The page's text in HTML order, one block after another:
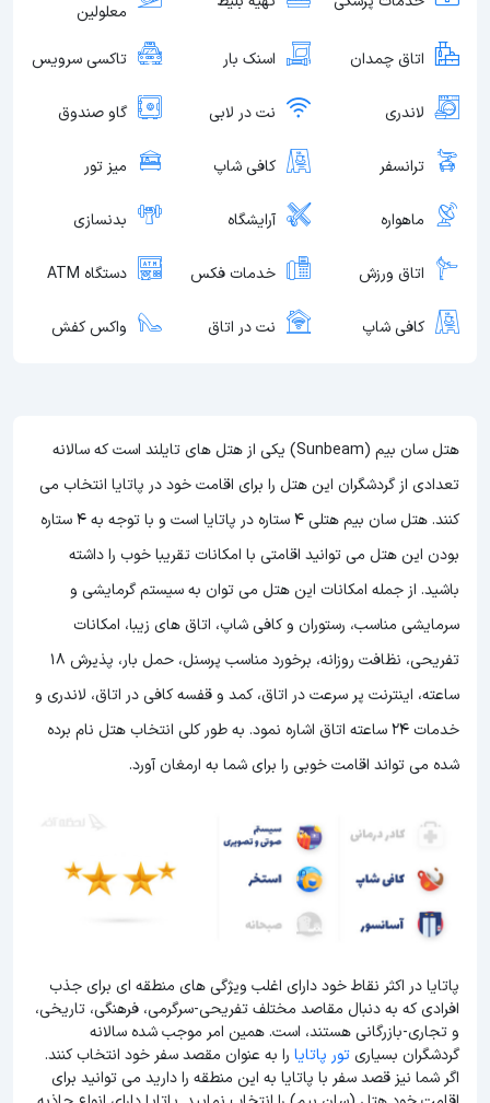
معلولین
اتاق چمدان اسنک بار تاکسی سرویس
لاندری نت در لابی گاو صندوق
ترانسفر کافی شاپ میز تور
ماهواره آرایشگاه بدنسازی
اتاق ورزش خدمات فکس دستگاه ATM
کافی شاپ نت در اتاق واکس کفش
هتل سان بیم (Sunbeam) یکی از هتل های تایلند است که سالانه
تعدادی از گردشگران این هتل را برای اقامت خود در پاتایا انتخاب می
کنند. هتل سان بیم هتلی 4 ستاره در پاتایا است و با توجه به 4 ستاره
بودن این هتل می توانید اقامتی با امکانات تقریبا خوب را داشته
باشید. از جمله امکانات این هتل می توان به سیستم گرمایشی و
سرمایشی مناسب، رستوران و کافی شاپ، اتاق های زیبا، امکانات
تفریحی، نظافت روزانه، برخورد مناسب پرسنل، حمل بار، پذیرش 18
ساعته، اینترنت پر سرعت در اتاق، کمد و قفسه کافی در اتاق، لاندری و
خدمات 24 ساعته اتاق اشاره نمود. به طور کلی انتخاب هتل نام برده
شده می تواند اقامت خوبی را برای شما به ارمغان آورد.
پاتایا در اکثر نقاط خود دارای اغلب ویژگی های منطقه ای برای جذب
افرادی که به دنبال مقاصد مختلف تفریحی-سرگرمی، فرهنگی، تاریخی،
و تجاری-بازرگانی هستند، است. همین امر موجب شده سالانه
گردشگران بسیاریتور پاتایا را به عنوان مقصد سفر خود انتخاب کنند.
اگر شما نیز قصد سفر با پاتایا به این منطقه را دارید می توانید برای